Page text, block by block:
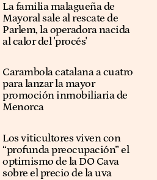
La familia malagueña de
Mayoral sale al rescate de
Parlem, la operadora nacida
al calor del 'procés'
Carambola catalana a cuatro
para lanzar la mayor
promoción inmobiliaria de
Menorca
Los viticultores viven con
“profunda preocupación” el
optimismo de la DO Cava
sobre el precio de la uva